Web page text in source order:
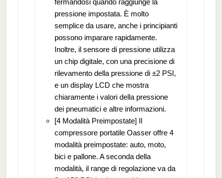
fermandosi quando raggiunge la
pressione impostata. È molto
semplice da usare, anche i principianti
possono imparare rapidamente.
Inoltre, il sensore di pressione utilizza
un chip digitale, con una precisione di
rilevamento della pressione di ±2 PSI,
e un display LCD che mostra
chiaramente i valori della pressione
dei pneumatici e altre informazioni.
[4 Modalità Preimpostate] Il
compressore portatile Oasser offre 4
modalità preimpostate: auto, moto,
bici e pallone. A seconda della
modalità, il range di regolazione va da